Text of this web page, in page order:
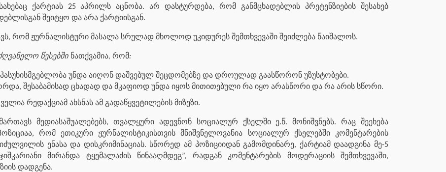
ქარტიას 25 აპრილს აცნობა. არ დასტურდება, რომ განმცხადებლის პრეტენზიების შესახებ
შეიტყო და არა ქარტიისგან.
რომ ჟურნალისტური მასალა სრულად მხოლოდ უკიდურეს შემთხვევაში შეიძლება წაიშალოს.
წესებში ნათქვამია, რომ:
უნდა აიღონ დაშვებულ შეცდომებზე და დროულად გაასწორონ უზუსტობები.
შესაბამისად ცხადად და მკაფიოდ უნდა იყოს მითითებული რა იყო არასწორი და რა არის სწორი.
რედაქციამ ახსნას ამ გადაწყვეტილების მიზეზი.
მედიასაშუალებებს, თვალყური ადევნონ სოციალურ ქსელში ე.წ. მონიშვნებს. რაც შეეხება
რომ ეთიკური ჟურნალისტიკისთვის მნიშვნელოვანია სოციალურ ქსელებში კომენტარების
ენასა და დისკრიმინაციას. სწორედ ამ პოზიციიდან გამომდინარე, ქარტიამ დაადგინა მე-5
მირანდა ტყემალაძის წინააღმდეგ”, რადგან კომენტარების მოდერაციის შემთხვევაში,
დადგენა.